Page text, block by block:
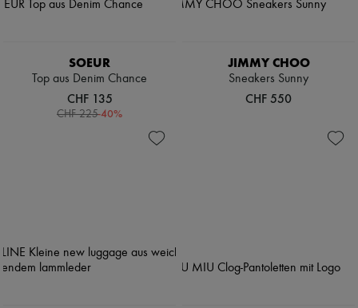
SOEUR
Top aus Denim Chance
CHF 135
CHF 225-40%
JIMMY CHOO
Sneakers Sunny
CHF 550